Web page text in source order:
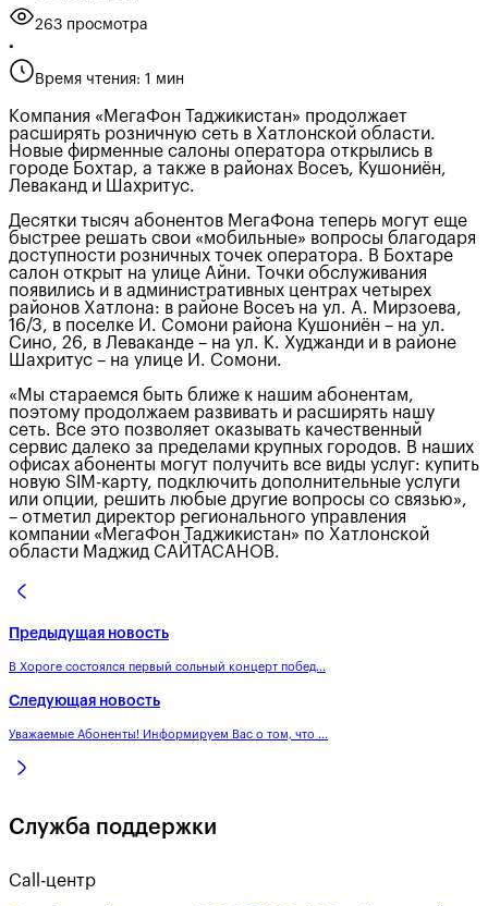
263 просмотра
•
Время чтения: 1 мин
Компания «МегаФон Таджикистан» продолжает
расширять розничную сеть в Хатлонской области.
Новые фирменные салоны оператора открылись в
городе Бохтар, а также в районах Восеъ, Кушониён,
Леваканд и Шахритус.
Десятки тысяч абонентов МегаФона теперь могут еще
быстрее решать свои «мобильные» вопросы благодаря
доступности розничных точек оператора. В Бохтаре
салон открыт на улице Айни. Точки обслуживания
появились и в административных центрах четырех
районов Хатлона: в районе Восеъ на ул. А. Мирзоева,
16/3, в поселке И. Сомони района Кушониён – на ул.
Сино, 26, в Леваканде – на ул. К. Худжанди и в районе
Шахритус – на улице И. Сомони.
«Мы стараемся быть ближе к нашим абонентам,
поэтому продолжаем развивать и расширять нашу
сеть. Все это позволяет оказывать качественный
сервис далеко за пределами крупных городов. В наших
офисах абоненты могут получить все виды услуг: купить
новую SIM-карту, подключить дополнительные услуги
или опции, решить любые другие вопросы со связью»,
– отметил директор регионального управления
компании «МегаФон Таджикистан» по Хатлонской
области Маджид САЙТАСАНОВ.
Предыдущая новость
В Хороге состоялся первый сольный концерт побед...
Следующая новость
Уважаемые Абоненты! Информируем Вас о том, что ...
Служба поддержки
Call-центр